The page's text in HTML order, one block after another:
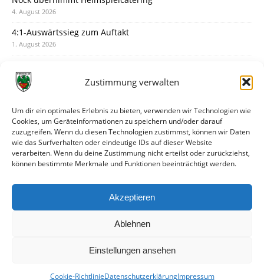
Zustimmung verwalten
Um dir ein optimales Erlebnis zu bieten, verwenden wir Technologien wie
Cookies, um Geräteinformationen zu speichern und/oder darauf
zuzugreifen. Wenn du diesen Technologien zustimmst, können wir Daten
wie das Surfverhalten oder eindeutige IDs auf dieser Website
verarbeiten. Wenn du deine Zustimmung nicht erteilst oder zurückziehst,
können bestimmte Merkmale und Funktionen beeinträchtigt werden.
Akzeptieren
Ablehnen
Einstellungen ansehen
Cookie-RichtlinieDatenschutzerklärungImpressum
4. August 2026
4:1-Auswärtssieg zum Auftakt
1. August 2026
31. Juli 2026
30. Juli 2026
Deine Spielminute: 89+1
28. Juli 2026
Neuer Rückensponsor
Neue Podcast-Folge: So tickt Björn!
27. Juli 2026